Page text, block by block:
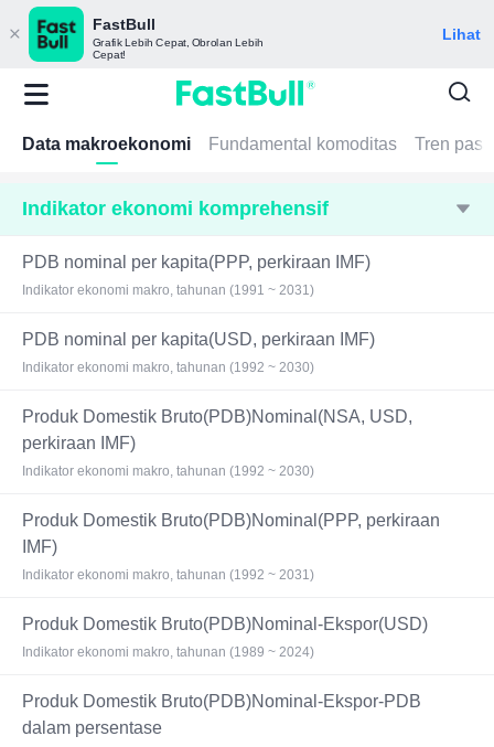
FastBull
Grafik Lebih Cepat, Obrolan Lebih
Cepat!
Lihat
Data makroekonomi Fundamental komoditas Tren
Indikator ekonomi komprehensif
PDB nominal per kapita(PPP, perkiraan IMF)
Indikator ekonomi makro, tahunan (1991 ~ 2031)
PDB nominal per kapita(USD, perkiraan IMF)
Indikator ekonomi makro, tahunan (1992 ~ 2030)
Produk Domestik Bruto(PDB)Nominal(NSA, USD,
perkiraan IMF)
Indikator ekonomi makro, tahunan (1992 ~ 2030)
Produk Domestik Bruto(PDB)Nominal(PPP, perkiraan
IMF)
Indikator ekonomi makro, tahunan (1992 ~ 2031)
Produk Domestik Bruto(PDB)Nominal-Ekspor(USD)
Indikator ekonomi makro, tahunan (1989 ~ 2024)
Produk Domestik Bruto(PDB)Nominal-Ekspor-PDB
dalam persentase